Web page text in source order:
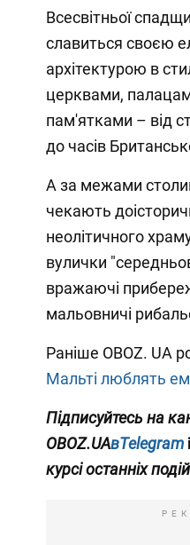
Всесвітньої
славиться своєю
архітектурою в
церквами,
пам'ятками – від
до часів
А за межами
чекають
неолітичного
вулички
вражаючі
мальовничі
Раніше OBOZ. UA
Мальті люблять
Підписуйтесь на
OBOZ.UAвTelegramі
курсі останніх